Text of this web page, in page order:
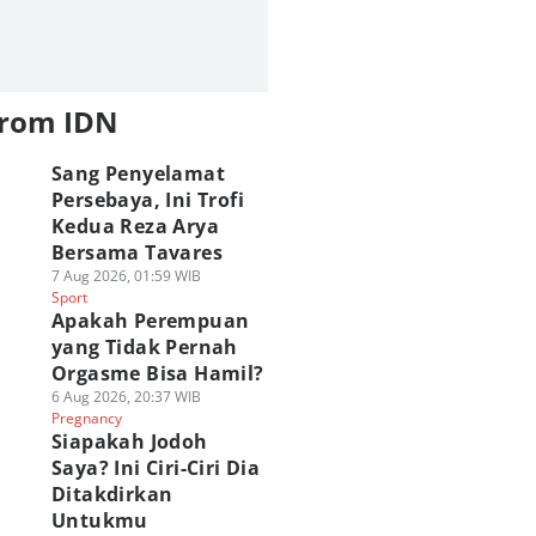
IDN
Sang Penyelamat
Persebaya, Ini Trofi
Kedua Reza Arya
Bersama Tavares
7 Aug 2026, 01:59 WIB
Sport
Apakah Perempuan
yang Tidak Pernah
Orgasme Bisa Hamil?
6 Aug 2026, 20:37 WIB
Pregnancy
Siapakah Jodoh
Saya? Ini Ciri-Ciri Dia
Ditakdirkan
Untukmu